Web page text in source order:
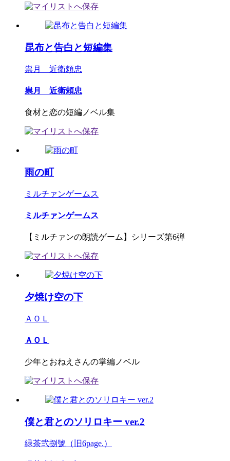
昆布と告白と短編集
祟月 近衛頼忠
祟月 近衛頼忠
食材と恋の短編ノベル集
雨の町
ミルチァンゲームス
ミルチァンゲームス
【ミルチァンの朗読ゲーム】シリーズ第6弾
夕焼け空の下
ＡＯＬ
ＡＯＬ
少年とおねえさんの掌編ノベル
僕と君とのソリロキー ver.2
緑茶弐捌號（旧6page.）